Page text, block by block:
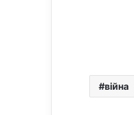
війна